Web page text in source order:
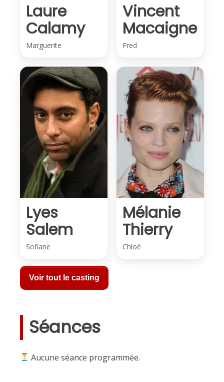
Laure
Calamy
Marguerite
Vincent
Macaigne
Fred
Lyes
Salem
Sofiane
Mélanie
Thierry
Chloé
Voir tout le casting
Séances
Aucune séance programmée.